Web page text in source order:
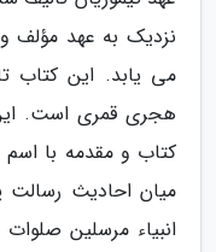
نزدیک به عهد مؤلف
هجری قمری است.
کتاب و مقدمه با اسم
انبیاء مرسلین